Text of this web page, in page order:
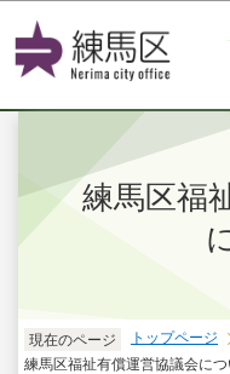
この
練馬区福
現在のページ トップページ
練馬区福祉有償運営協議会につ